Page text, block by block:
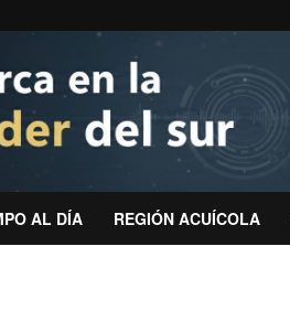
AL DÍA REGIÓN ACUÍCOLA